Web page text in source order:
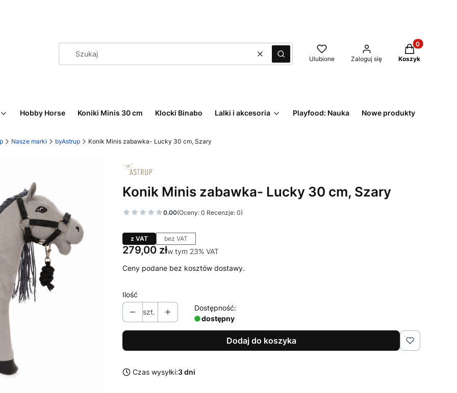
WyczyśćSzukaj Ulubione Zaloguj się
Produkty w
Koszyk
Hobby Horse Koniki Minis 30 cm Klocki Binabo Lalki i akcesoria Playfood: Nauka Nowe produkty
Nasze marki byAstrup Konik Minis zabawka- Lucky 30 cm, Szary
Konik Minis zabawka- Lucky 30 cm, Szary
0.00(Oceny: 0 Recenzje: 0)
z VAT bez VAT
Cena
279,00 złw tym 23% VAT
w tym 23% VAT
Ceny podane bez kosztów dostawy.
Ilość
szt.
Dostępność:
dostępny
Dodaj do koszyka
Czas wysyłki:3 dni